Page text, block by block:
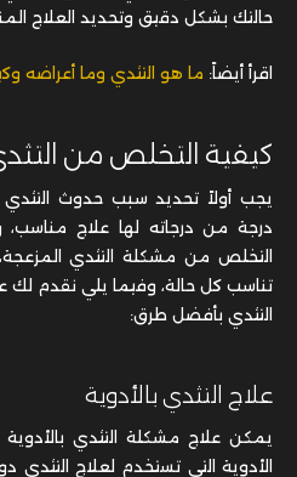
حالتك بشكل دقيق وتحديد العلاج
اقرأ أيضاً: ما هو التثدي وما أعراضه
كيفية التخلص من
يجب أولاً تحديد سبب حدوث
درجة من درجاته لها علاج
التخلص من مشكلة التثدي
تناسب كل حالة، وفيما يلي نقدم لك
التثدي بأفضل طرق:
علاج التثدي بالأدوية
يمكن علاج مشكلة التثدي